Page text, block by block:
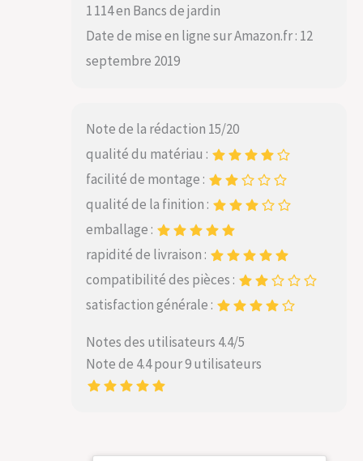
1 114 en Bancs de jardin
Date de mise en ligne sur Amazon.fr : 12
septembre 2019
Note de la rédaction 15/20
qualité du matériau :
facilité de montage :
qualité de la finition :
emballage :
rapidité de livraison :
compatibilité des pièces :
satisfaction générale :
Notes des utilisateurs 4.4/5
Note de 4.4 pour 9 utilisateurs